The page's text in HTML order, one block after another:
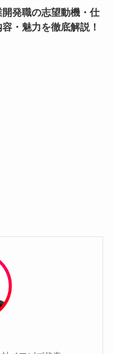
開発職の志望動機・仕
・魅力を徹底解説！